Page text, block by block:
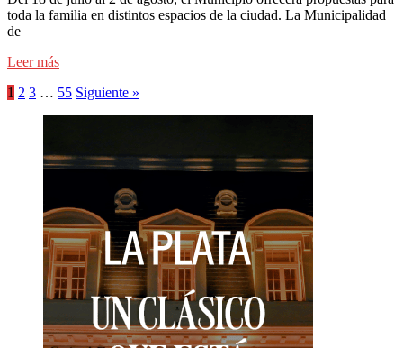
toda la familia en distintos espacios de la ciudad. La Municipalidad
de
Leer más
1 2 3 … 55 Siguiente »